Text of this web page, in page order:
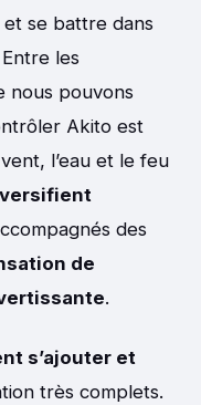
et se battre dans
Entre les
nous pouvons
Akito est
l’eau et le feu
des
de
.
s’ajouter et
très complets.